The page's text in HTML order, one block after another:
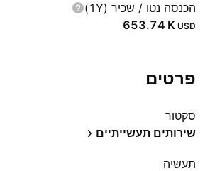
הכנסה נטו / שכיר (1Y)
‪653.74 K‬ USD
פרטים
סקטור
שירותים תעשייתיים
תעשיה